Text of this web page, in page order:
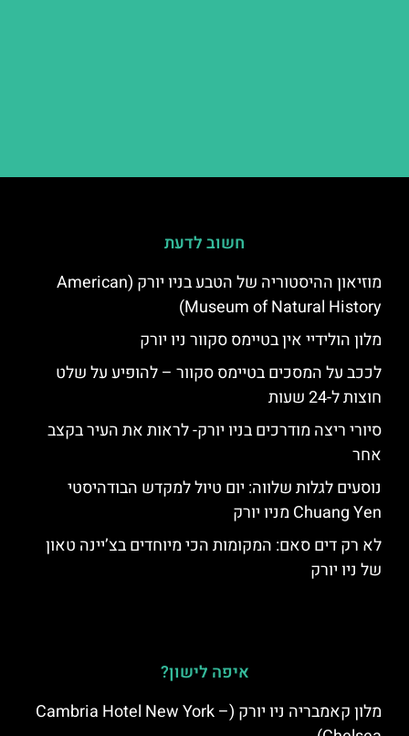
חשוב לדעת
מוזיאון ההיסטוריה של הטבע בניו יורק (American
Museum of Natural History)
מלון הולידיי אין בטיימס סקוור ניו יורק
לככב על המסכים בטיימס סקוור – להופיע על שלט
חוצות ל-24 שעות
סיורי ריצה מודרכים בניו יורק- לראות את העיר בקצב
אחר
נוסעים לגלות שלווה: יום טיול למקדש הבודהיסטי
Chuang Yen מניו יורק
לא רק דים סאם: המקומות הכי מיוחדים בצ’יינה טאון
של ניו יורק
איפה לישון?
מלון קאמבריה ניו יורק (Cambria Hotel New York –